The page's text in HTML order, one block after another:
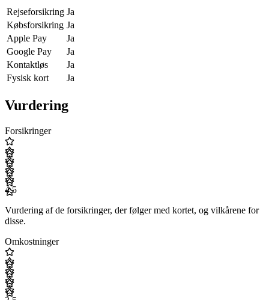
Rejseforsikring Ja
Købsforsikring Ja
Apple Pay
Ja
Google Pay
Ja
Kontaktløs
Ja
Fysisk kort
Ja
Vurdering
Forsikringer
4.5
Vurdering af de forsikringer, der følger med kortet, og vilkårene for
disse.
Omkostninger